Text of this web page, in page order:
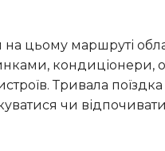
кондиціонери,
Тривала
чи